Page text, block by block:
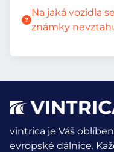
Na jaká vozidla
známky
vintrica je Váš
evropské dálnice.